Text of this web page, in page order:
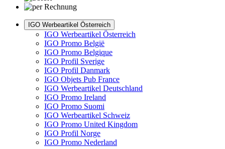
IGO Werbeartikel Österreich
IGO Werbeartikel Österreich
IGO Promo België
IGO Promo Belgique
IGO Profil Sverige
IGO Profil Danmark
IGO Objets Pub France
IGO Werbeartikel Deutschland
IGO Promo Ireland
IGO Promo Suomi
IGO Werbeartikel Schweiz
IGO Promo United Kingdom
IGO Profil Norge
IGO Promo Nederland